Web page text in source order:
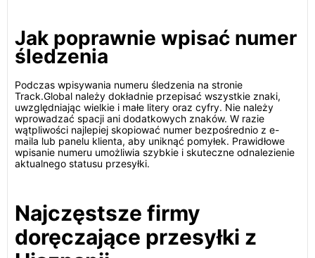
Jak poprawnie wpisać numer
śledzenia
Podczas wpisywania numeru śledzenia na stronie
Track.Global należy dokładnie przepisać wszystkie znaki,
uwzględniając wielkie i małe litery oraz cyfry. Nie należy
wprowadzać spacji ani dodatkowych znaków. W razie
wątpliwości najlepiej skopiować numer bezpośrednio z e-
maila lub panelu klienta, aby uniknąć pomyłek. Prawidłowe
wpisanie numeru umożliwia szybkie i skuteczne odnalezienie
aktualnego statusu przesyłki.
Najczęstsze firmy
doręczające przesyłki z